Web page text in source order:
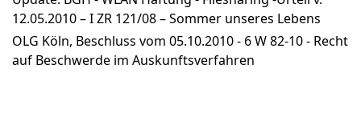
12.05.2010 – I ZR 121/08 – Sommer unseres Lebens
OLG Köln, Beschluss vom 05.10.2010 - 6 W 82-10 - Recht
auf Beschwerde im Auskunftsverfahren